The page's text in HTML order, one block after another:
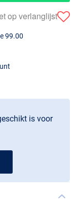
op verlanglijst
99.00
is voor